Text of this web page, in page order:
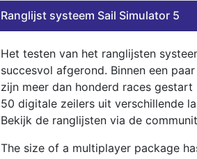
Ranglijst systeem Sail Simulator 5
Het testen van het ranglijsten
succesvol afgerond. Binnen een
zijn meer dan honderd races gestart
50 digitale zeilers uit verschillende
Bekijk de ranglijsten via de
The size of a multiplayer package